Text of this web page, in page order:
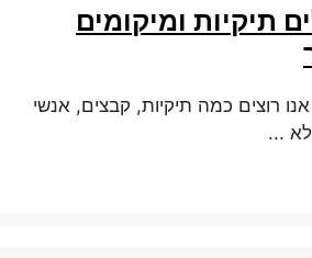
תיקיות ומיקומים
רוצים כמה תיקיות, קבצים, אנשי
...